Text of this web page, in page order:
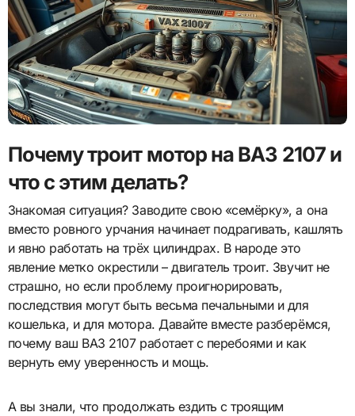
Почему троит мотор на ВАЗ 2107 и
что с этим делать?
Знакомая ситуация? Заводите свою «семёрку», а она
вместо ровного урчания начинает подрагивать, кашлять
и явно работать на трёх цилиндрах. В народе это
явление метко окрестили – двигатель троит. Звучит не
страшно, но если проблему проигнорировать,
последствия могут быть весьма печальными и для
кошелька, и для мотора. Давайте вместе разберёмся,
почему ваш ВАЗ 2107 работает с перебоями и как
вернуть ему уверенность и мощь.
А вы знали, что продолжать ездить с троящим